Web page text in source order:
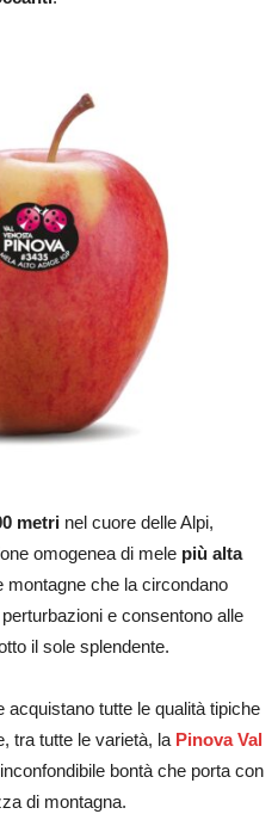
metri nel cuore delle Alpi,
omogenea di mele più alta
montagne che la circondano
e consentono alle
il sole splendente.
acquistano tutte le qualità tipiche
tra tutte le varietà, la Pinova Val
bontà che porta con
di montagna.